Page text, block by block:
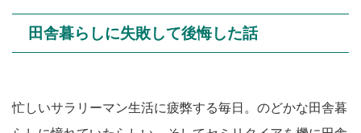
田舎暮らしに失敗して後悔した話
忙しいサラリーマン生活に疲弊する毎日。のどかな田舎暮